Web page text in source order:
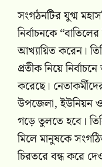
সংগঠনটির যুগ্ম
নির্বাচনকে
আখ্যায়িত করেন।
প্রতীক নিয়ে
করেছে।
উপজেলা, ইউনিয়ন
গড়ে তুলতে হবে।
মিলে মানুষকে
চিরতরে বন্ধ করে‌